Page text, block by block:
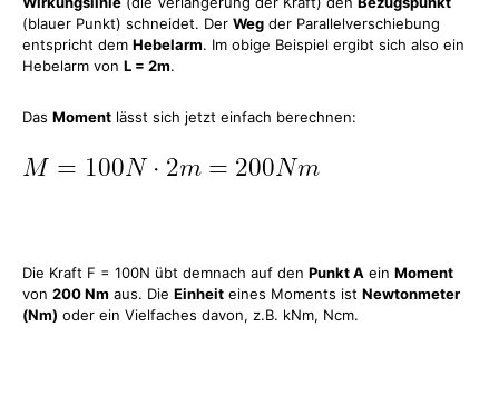
(blauer Punkt) schneidet. Der Weg der Parallelverschiebung
entspricht dem Hebelarm. Im obige Beispiel ergibt sich also ein
Hebelarm von L = 2m.
Das Moment lässt sich jetzt einfach berechnen:
Die Kraft F = 100N übt demnach auf den Punkt A ein Moment
von 200 Nm aus. Die Einheit eines Moments ist Newtonmeter
(Nm) oder ein Vielfaches davon, z.B. kNm, Ncm.